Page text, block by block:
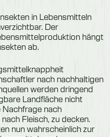
in Lebensmitteln
Der
hängt
ab.
nach nachhaltigen
werden dringend
Landfläche nicht
nach
Fleisch, zu decken.
nun wahrscheinlich zur